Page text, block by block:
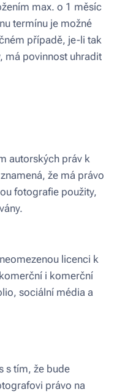
max. o 1 měsíc
termínu je možné
případě, je-li tak
má povinnost uhradit
autorských práv k
že má právo
fotografie použity,
licenci k
i komerční
sociální média a
s tím, že bude
právo na